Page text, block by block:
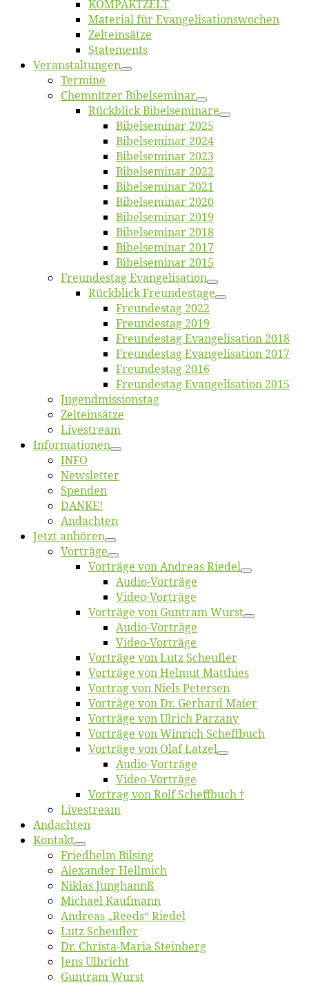
KOMPAKTZELT
Ma­te­ri­al für Evangelisationswochen
Zelt­ein­sät­ze
State­ments
Ver­an­stal­tun­gen
Ter­mi­ne
Chemnit­zer Bibelseminar
Rück­blick Bibelseminare
Bi­bel­se­mi­nar 2025
Bi­bel­se­mi­nar 2024
Bi­bel­se­mi­nar 2023
Bi­bel­se­mi­nar 2022
Bi­bel­se­mi­nar 2021
Bi­bel­se­mi­nar 2020
Bi­bel­se­mi­nar 2019
Bi­bel­se­mi­nar 2018
Bibelsemi­nar 2017
Bibelsemi­nar 2015
Freun­des­tag Evangelisation
Rück­blick Freundestage
Freun­des­tag 2022
Freun­des­tag 2019
Freun­des­tag Evan­ge­li­sa­ti­on 2018
Freun­des­tag Evan­ge­li­sa­ti­on 2017
Freun­des­tag 2016
Freun­des­tag Evan­ge­li­sa­ti­on 2015
Jugend­mis­sions­tag
Zelt­ein­sät­ze
Live­stream
Informatio­nen
INFO
News­let­ter
Spen­den
DANKE!
An­dach­ten
Jetzt an­hö­ren
Vor­trä­ge
Vor­trä­ge von An­dre­as Riedel
Au­dio-Vor­trä­ge
Vi­deo-Vor­trä­ge
Vor­trä­ge von Gun­tram Wurst
Au­dio-Vor­trä­ge
Vi­deo-Vor­trä­ge
Vor­trä­ge von Lutz Scheufler
Vor­trä­ge von Hel­mut Matthies
Vor­trag von Niels Petersen
Vor­trä­ge von Dr. Ger­hard Maier
Vor­trä­ge von Ul­rich Parzany
Vor­trä­ge von Win­rich Scheffbuch
Vor­trä­ge von Olaf Latzel
Au­dio-Vor­trä­ge
Vi­deo-Vor­trä­ge
Vor­trag von Rolf Scheffbuch †
Live­stream
An­dach­ten
Kon­takt
Fried­helm Bilsing
Alex­an­der Hellmich
Ni­klas Junghannß
Mi­cha­el Kaufmann
An­dre­as „Reeds“ Riedel
Lutz Scheuf­ler
Dr. Chris­­ta-Ma­ria Steinberg
Jens Ulb­richt
Gun­tram Wurst